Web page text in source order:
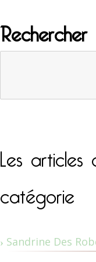
Rechercher
Les
catégorie
Sandrine Des